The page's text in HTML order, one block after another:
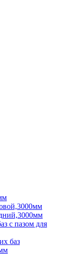
с пазом для
баз